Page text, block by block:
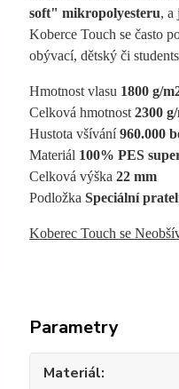
soft" mikropolyesteru, a
Koberce Touch se často
obývací, dětský či
Hmotnost vlasu 1800 g/
Celková hmotnost 2300
Hustota všívání 960.000
Materiál 100% PES
Celková výška 22 mm
Podložka Speciální
Koberec Touch se
Parametry
Materiál